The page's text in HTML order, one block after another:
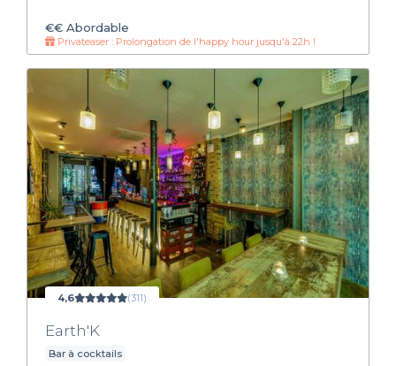
€€ Abordable
Privateaser : Prolongation de l'happy hour jusqu'à 22h !
4,6 (311)
Earth'K
Bar à cocktails